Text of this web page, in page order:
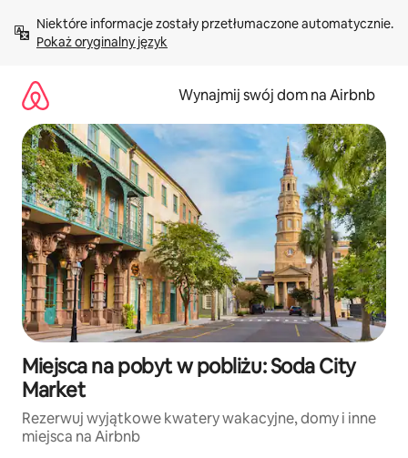
treści Pokaż oryginalny język
Wynajmij swój dom na Airbnb
Miejsca na pobyt w pobliżu: Soda City
Market
Rezerwuj wyjątkowe kwatery wakacyjne, domy i inne
miejsca na Airbnb